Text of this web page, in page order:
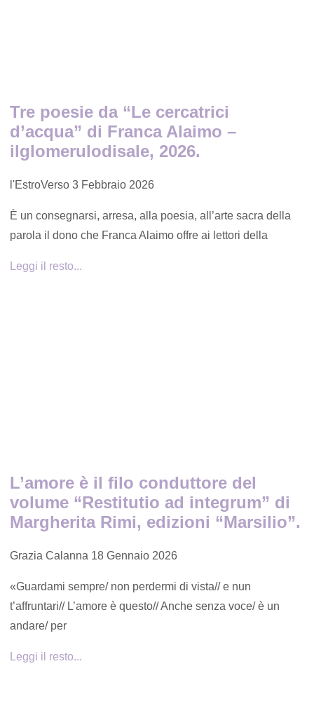
Tre poesie da “Le cercatrici
d’acqua” di Franca Alaimo –
ilglomerulodisale, 2026.
l'EstroVerso3 Febbraio 2026
È un consegnarsi, arresa, alla poesia, all’arte sacra della
parola il dono che Franca Alaimo offre ai lettori della
Leggi il resto...
L’amore è il filo conduttore del
volume “Restitutio ad integrum” di
Margherita Rimi, edizioni “Marsilio”.
Grazia Calanna 18 Gennaio 2026
«Guardami sempre/ non perdermi di vista// e nun
t’affruntari// L’amore è questo// Anche senza voce/ è un
andare/ per
Leggi il resto...